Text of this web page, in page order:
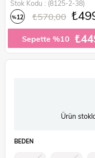
Stok Kodu
(8125-2-38)
%12 ₺570,00
Sepette %10
Ürün
BEDEN